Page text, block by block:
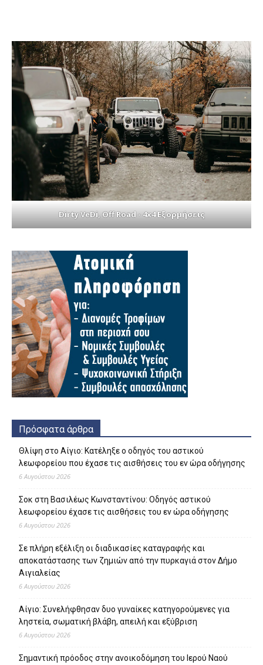
Dirty VeDi, Off Road - 4x4 Εξορμήσεις
Πρόσφατα άρθρα
Θλίψη στο Αίγιο: Κατέληξε ο οδηγός του αστικού
λεωφορείου που έχασε τις αισθήσεις του εν ώρα οδήγησης
6 Αυγούστου 2026
Σοκ στη Βασιλέως Κωνσταντίνου: Οδηγός αστικού
λεωφορείου έχασε τις αισθήσεις του εν ώρα οδήγησης
6 Αυγούστου 2026
Σε πλήρη εξέλιξη οι διαδικασίες καταγραφής και
αποκατάστασης των ζημιών από την πυρκαγιά στον Δήμο
Αιγιαλείας
6 Αυγούστου 2026
Αίγιο: Συνελήφθησαν δυο γυναίκες κατηγορούμενες για
ληστεία, σωματική βλάβη, απειλή και εξύβριση
6 Αυγούστου 2026
Σημαντική πρόοδος στην ανοικοδόμηση του Ιερού Ναού